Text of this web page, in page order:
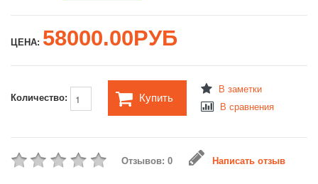
ЦЕНА: 58000.00РУБ
Количество: Купить
В заметки
В сравнения
Отзывов: 0 Написать отзыв